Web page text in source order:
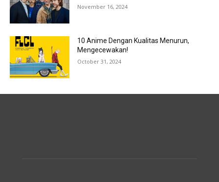
November 16, 2024
10 Anime Dengan Kualitas Menurun,
Mengecewakan!
October 31, 2024